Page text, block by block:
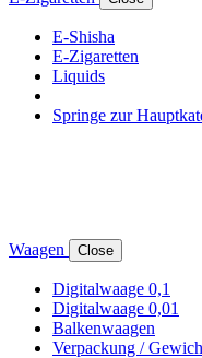
E-Shisha
E-Zigaretten
Liquids
Springe zur
Waagen Close
Digitalwaage 0,1
Digitalwaage 0,01
Balkenwaagen
Verpackung /